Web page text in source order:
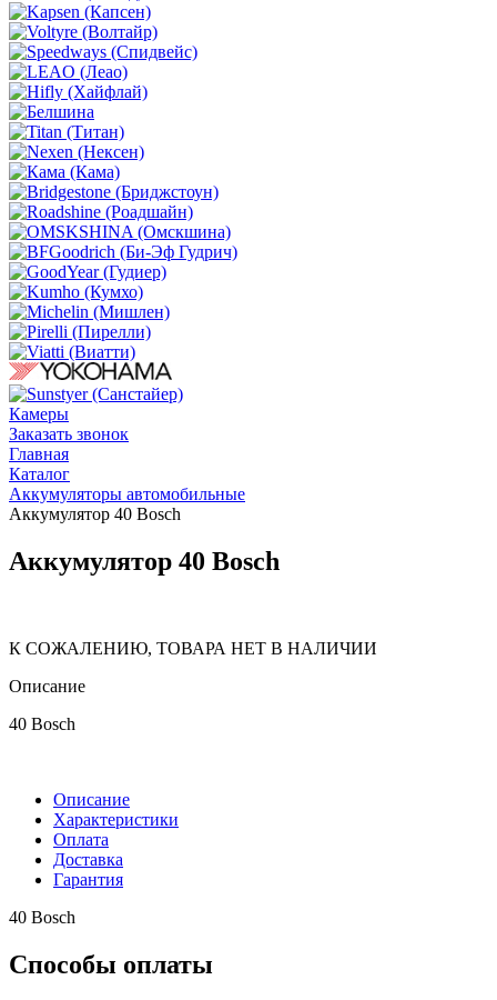
Камеры
Заказать звонок
Главная
Каталог
Аккумуляторы автомобильные
Аккумулятор 40 Bosch
Аккумулятор 40 Bosch
К СОЖАЛЕНИЮ, ТОВАРА НЕТ В НАЛИЧИИ
Описание
40 Bosch
Описание
Характеристики
Оплата
Доставка
Гарантия
40 Bosch
Способы оплаты